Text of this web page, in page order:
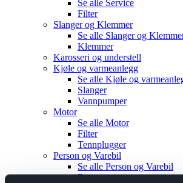
Se alle Service
Filter
Slanger og Klemmer
Se alle Slanger og
Klemmer
Karosseri og understell
Kjøle og varmeanlegg
Se alle Kjøle og
Slanger
Vannpumper
Motor
Se alle Motor
Filter
Tennplugger
Person og Varebil
Se alle Person og Varebil
Brems